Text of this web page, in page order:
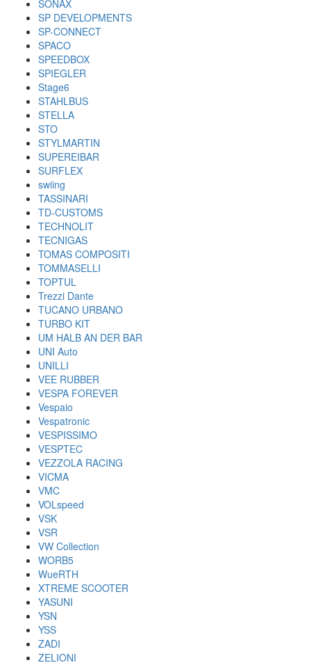
SONAX
SP DEVELOPMENTS
SP-CONNECT
SPACO
SPEEDBOX
SPIEGLER
Stage6
STAHLBUS
STELLA
STO
STYLMARTIN
SUPEREIBAR
SURFLEX
swiing
TASSINARI
TD-CUSTOMS
TECHNOLIT
TECNIGAS
TOMAS COMPOSITI
TOMMASELLI
TOPTUL
Trezzi Dante
TUCANO URBANO
TURBO KIT
UM HALB AN DER BAR
UNI Auto
UNILLI
VEE RUBBER
VESPA FOREVER
Vespaio
Vespatronic
VESPISSIMO
VESPTEC
VEZZOLA RACING
VICMA
VMC
VOLspeed
VSK
VSR
VW Collection
WORB5
WueRTH
XTREME SCOOTER
YASUNI
YSN
YSS
ZADI
ZELIONI